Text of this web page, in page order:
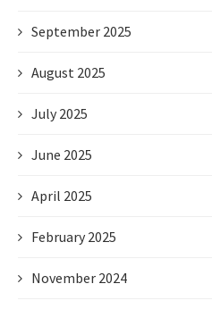
September 2025
August 2025
July 2025
June 2025
April 2025
February 2025
November 2024